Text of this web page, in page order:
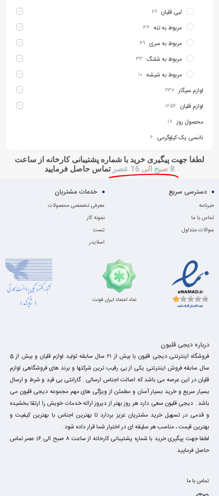
لبی قلیان ۶۹
مربوط به تنه ۳۶
مربوط به سری ۴۹
مربوط به شلنگ ۳۳
مربوط به شیشه ۱۰
لوازم سیگار ۲۳۷
لوازم قلیان ۱۶۵۴
محصول روز ۱۷
نانسی یک کیلوگرمی ۶
لطفا جهت پیگیری خرید با شماره پشتیبانی کارخانه از ساعت
8 صبح الی 16 عصر
تماس حاصل فرمایید
دسترسی سریع
خبرنامه
تماس با ما
سوالات متداول
خدمات مشتریان
معرفی تخصصی محصولات
نمونه کار
تست
اسلایدر
نماد اعتماد ایران فونت
درباره دیجی قلیون
فروشگاه اینترنتی دیجی قلیون با بیش از ۲۱ سال سابقه تولید لوازم قلیان و بیش از 5
سال سابقه فروش اینترنتی یکی از بی رقیب ترین شرکتها و برند های فروشگاهی لوازم
قلیان در این عرصه می باشد که اصالت اجناس ارسالی . گارانتی بی قید و شرط و ارسال
بسیار سریع و خرید بسیار آسان و مطمئن از ویژگی های مهم مجموعه دیجی قلیون می
باشد . دیجی قلیون سعی دارد هر روز بهتر از دیروز ارائه خدمات خویش را ارتقا بخشیده
و قدمی در تسهیل خرید مشتریان عزیز بردارد تا بهترین اجناس با بهترین کیفیت و
بهترین قیمت ، مناسب هر سلیقه ای در اختیار شما قرار داده شود .
لطفا جهت پیگیری خرید با شماره پشتیبانی کارخانه از ساعت 8 صبح الی 16 عصر تماس
حاصل فرمایید
تماس با ما